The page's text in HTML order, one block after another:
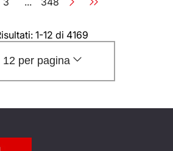
Pagina Pagina
1-12 di 4169
12 per pagina